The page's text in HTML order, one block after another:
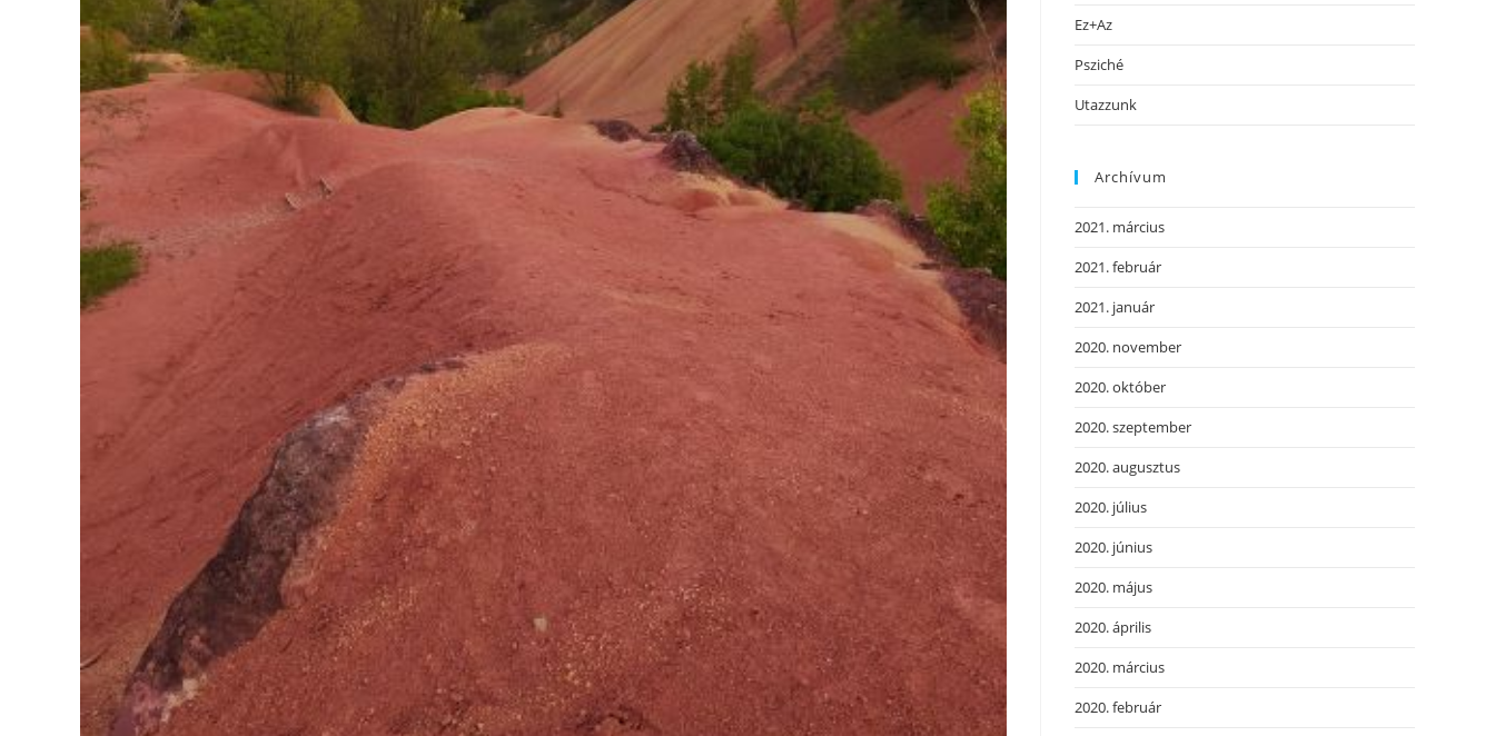
Ez+Az
Psziché
Utazzunk
Archívum
2021. március
2021. február
2021. január
2020. november
2020. október
2020. szeptember
2020. augusztus
2020. július
2020. június
2020. május
2020. április
2020. március
2020. február